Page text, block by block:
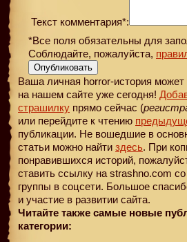
Текст комментария*:
*Все поля обязательны для
Соблюдайте, пожалуйста,
Опубликовать
Ваша личная horror-история
на нашем сайте уже сегодня!
страшилку прямо сейчас (
или перейдите к чтению
публикации. Не вошедшие в
статьи можно найти здесь. При
понравившихся историй,
ставить ссылку на strashno.com со
группы в соцсети. Большое
и участие в развитии сайта.
Читайте также самые новые
категории: